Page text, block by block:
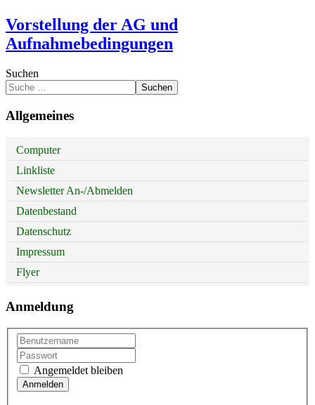
Vorstellung der AG und
Aufnahmebedingungen
Suchen
Suchen
Allgemeines
Computer
Linkliste
Newsletter An-/Abmelden
Datenbestand
Datenschutz
Impressum
Flyer
Anmeldung
Angemeldet bleiben